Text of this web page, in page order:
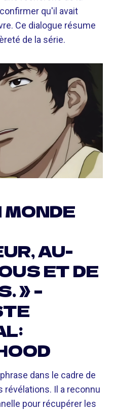
qu'il avait
Ce dialogue résume
de la série.
AU-
ET DE
» –
dans le cadre de
révélations. Il a reconnu
pour récupérer les